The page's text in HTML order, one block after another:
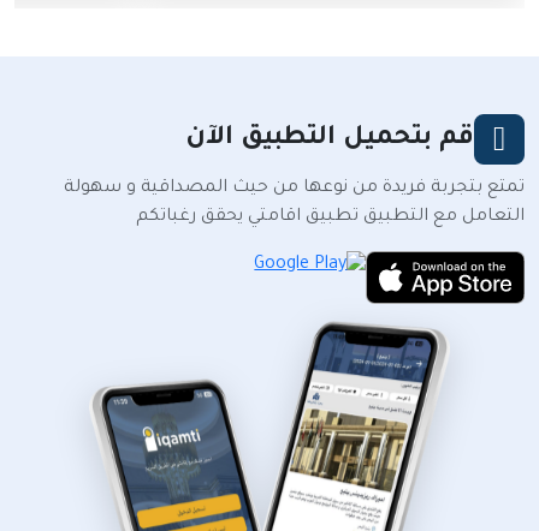
قم بتحميل التطبيق الآن
تمتع بتجربة فريدة من نوعها من حيث المصداقية و سهولة
التعامل مع التطبيق تطبيق اقامتي يحقق رغباتكم